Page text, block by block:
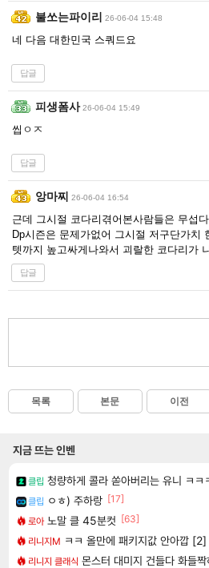
불쏘는파이리 26-06-04 15:48
네 다음 대한민국 스쿼드요
답글
피생폼사 26-06-04 15:49
씹ㅇㅈ
답글
앙마찌 26-06-04 16:54
근데 그시절 코다리겪어본사람들은 무섭
Dp시즌은 문제가없어 그시절 저구단가치
텟까지 높고싸게나와서 괴랄한 코다리가
답글
목록 본문 이전
지금 뜨는 인벤
클립 청량하게 콜라 쏟아버리는 유니 ㅋㅋ
클립 ㅇㅎ) 주하랑 [17]
로아 노말 클 45분컷 [63]
리니지M ㅋㅋ 올만에 패키지값 안아깝 [2]
리니지 클래식 몬스터 대미지 건들다 화들